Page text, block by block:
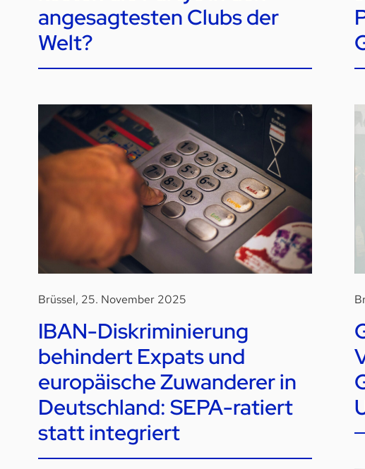
angesagtesten Clubs der
Welt?
Brüssel, 25. November 2025
IBAN-Diskriminierung
behindert Expats und
europäische Zuwanderer in
Deutschland: SEPA-ratiert
statt integriert